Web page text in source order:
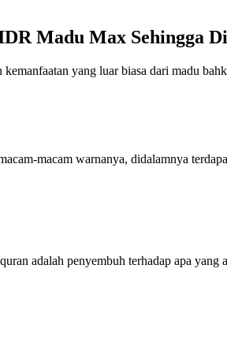
Madu Max Sehingga
yang luar biasa dari madu
macam warnanya, didalamnya
adalah penyembuh terhadap apa